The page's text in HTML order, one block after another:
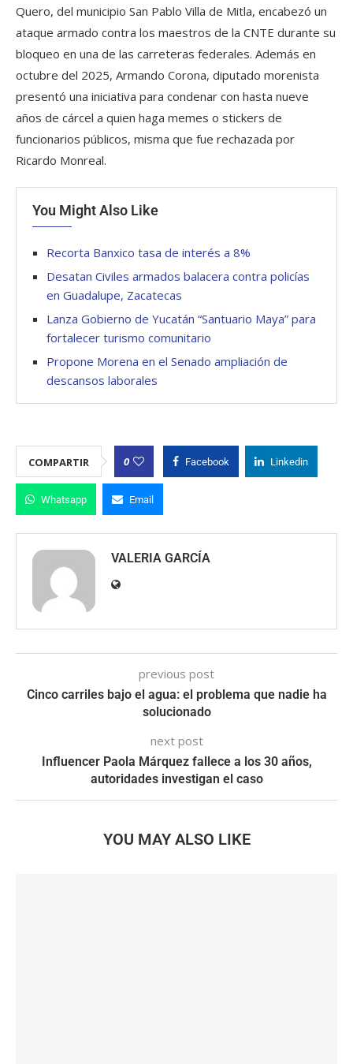
Quero, del municipio San Pablo Villa de Mitla, encabezó un
ataque armado contra los maestros de la CNTE durante su
bloqueo en una de las carreteras federales. Además en
octubre del 2025, Armando Corona, diputado morenista
presentó una iniciativa para condenar con hasta nueve
años de cárcel a quien haga memes o stickers de
funcionarios públicos, misma que fue rechazada por
Ricardo Monreal.
You Might Also Like
Recorta Banxico tasa de interés a 8%
Desatan Civiles armados balacera contra policías
en Guadalupe, Zacatecas
Lanza Gobierno de Yucatán “Santuario Maya” para
fortalecer turismo comunitario
Propone Morena en el Senado ampliación de
descansos laborales
COMPARTIR 0 Facebook Linkedin
Whatsapp Email
VALERIA GARCÍA
previous post
Cinco carriles bajo el agua: el problema que nadie ha
solucionado
next post
Influencer Paola Márquez fallece a los 30 años,
autoridades investigan el caso
YOU MAY ALSO LIKE